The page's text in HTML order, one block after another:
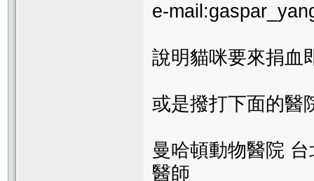
e-
說明貓咪要來捐血
或是撥打下面的醫
曼哈頓動物醫院
醫師